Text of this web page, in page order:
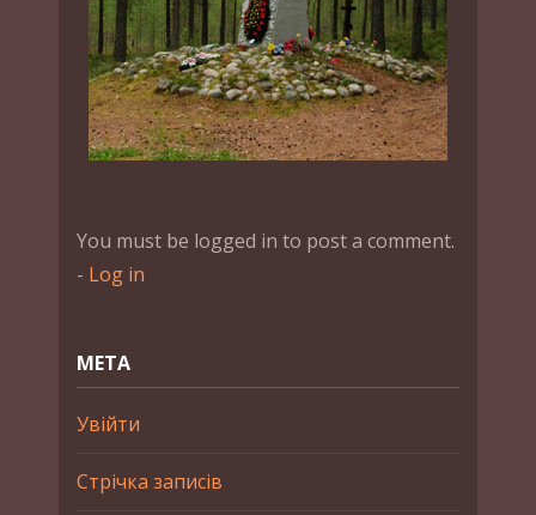
You must be logged in to post a comment.
- Log in
МЕТА
Увійти
Стрічка записів